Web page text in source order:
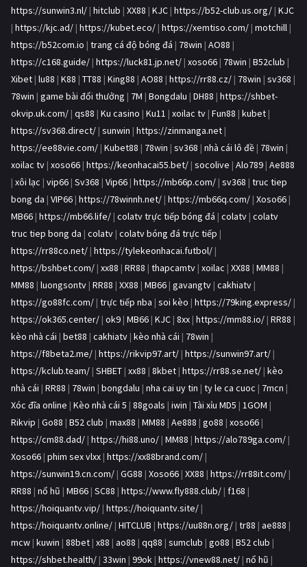
https://sunwin3.nl/ | hitclub | XX88 | KJC | https://b52-club.us.org/ | KJC
| https://kjc.ad/ | https://kubet.eco/ | https://xemtiso.com/ | motchill |
https://b52com.io | trang cá độ bóng đá | 78win | AO88 |
https://c168.guide/ | https://luck81.jp.net/ | xoso66 | 78win | B52club |
Xibet | lu88 | K88 | TT88 | King88 | AO88 | https://rr88.cz/ | 78win | sv368 |
78win | game bài đổi thưởng | 7M | Bongdalu | DH88 | https://shbet-
okvip.uk.com/ | qs88 | Ku casino | Ku11 | xoilac tv | Fun88 | kubet |
https://sv368.direct/ | sunwin | https://zinmanga.net |
https://ee88vie.com/ | Kubet88 | 78win | sv368 | nhà cái lô đề | 78win |
xoilac tv | xoso66 | https://keonhacai55.bet/ | socolive | Alo789 | Ae888
| xôi lạc | vip66 | Sv368 | Vip66 | https://mb66p.com/ | sv368 | truc tiep
bong da | VIP66 | https://78winnh.net/ | https://mb66q.com/ | Xoso66 |
MB66 | https://mb66.life/ | colatv trực tiếp bóng đá | colatv | colatv
truc tiep bong da | colatv | colatv bóng đá trực tiếp |
https://rr88co.net/ | https://tylekeonhacai.futbol/ |
https://bshbet.com/ | xx88 | RR88 | thapcamtv | xoilac | XX88 | MM88 |
MM88 | luongsontv | RR88 | XX88 | MB66 | gavangtv | cakhiatv |
https://go88fc.com/ | trực tiếp nba | soi kèo | https://79king.express/ |
https://ok365.center/ | ok9 | MB66 | KJC | 8xx | https://mm88.io/ | RR88 |
kèo nhà cái | bet88 | cakhiatv | kèo nhà cái | 78win |
https://f8beta2.me/ | https://rikvip97.art/ | https://sunwin97.art/ |
https://kclub.team/ | SHBET | xx88 | 8kbet | https://rr88.se.net/ | kèo
nhà cái | RR88 | 78win | bongdalu | nha cai uy tin | ty le ca cuoc | 7mcn |
Xóc đĩa online | Kèo nhà cái 5 | 88goals | iwin | Tài xỉu MD5 | 1GOM |
Rikvip | Go88 | B52 club | max88 | MM88 | Ae888 | go88 | xoso66 |
https://cm88.dad/ | https://hi88.uno/ | MM88 | https://alo789ga.com/ |
Xoso66 | phim sex vlxx | https://xx88brand.com/ |
https://sunwin19.cn.com/ | GG88 | Xoso66 | XX88 | https://rr88it.com/ |
RR88 | nổ hũ | MB66 | SC88 | https://www.fly888.club/ | f168 |
https://hoiquantv.vip/ | https://hoiquantv.site/ |
https://hoiquantv.online/ | HITCLUB | https://uu88n.org/ | tr88 | ae888 |
mcw | kuwin | 88bet | x88 | ao88 | qq88 | sumclub | go88 | B52 club |
https://shbet.health/ | 33win | 99ok | https://vnew88.net/ | nổ hũ |